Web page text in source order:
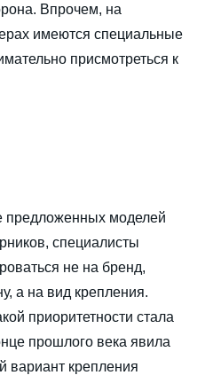
Впрочем, на
имеются специальные
присмотреться к
предложенных моделей
специалисты
не на бренд,
а на вид крепления.
приоритетности стала
прошлого века явила
вариант крепления